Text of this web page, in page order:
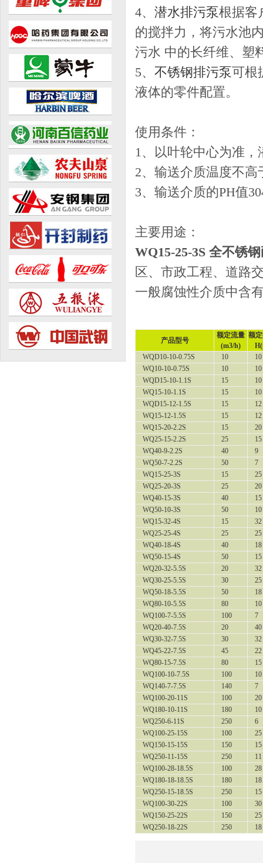
4、 潜水排污泵根据客
的搅拌力，将污水池
污水 中的长纤维、塑
5、 不锈钢排污泵可根
液体的零件配置。
使用条件：
1、以叶轮中心为准
2、输送介质温度不
3、输送介质的PH值
主要用途：
WQ15-25-3S 全不锈
区、市政工程、道路
一般腐蚀性介质中含
产品型号
额定流量
(m3/h)
额
WQD10-10-0.75S
10
10
WQ10-10-0.75S
10
10
WQD15-10-1.1S
15
10
WQ15-10-1.1S
15
10
WQD15-12-1.5S
15
12
WQ15-12-1.5S
15
12
WQ15-20-2.2S
15
20
WQ25-15-2.2S
25
15
WQ40-9-2.2S
40
9
WQ50-7-2.2S
50
7
WQ15-25-3S
15
25
WQ25-20-3S
25
20
WQ40-15-3S
40
15
WQ50-10-3S
50
10
WQ15-32-4S
15
32
WQ25-25-4S
25
25
WQ40-18-4S
40
18
WQ50-15-4S
50
15
WQ20-32-5.5S
20
32
WQ30-25-5.5S
30
25
WQ50-18-5.5S
50
18
WQ80-10-5.5S
80
10
WQ100-7-5.5S
100
7
WQ20-40-7.5S
20
40
WQ30-32-7.5S
30
32
WQ45-22-7.5S
45
22
WQ80-15-7.5S
80
15
WQ100-10-7.5S
100
10
WQ140-7-7.5S
140
7
WQ100-20-11S
100
20
WQ180-10-11S
180
10
WQ250-6-11S
250
6
WQ100-25-15S
100
25
WQ150-15-15S
150
15
WQ250-11-15S
250
11
WQ100-28-18.5S
100
28
WQ180-18-18.5S
180
18
WQ250-15-18.5S
250
15
WQ100-30-22S
100
30
WQ150-25-22S
150
25
WQ250-18-22S
250 18